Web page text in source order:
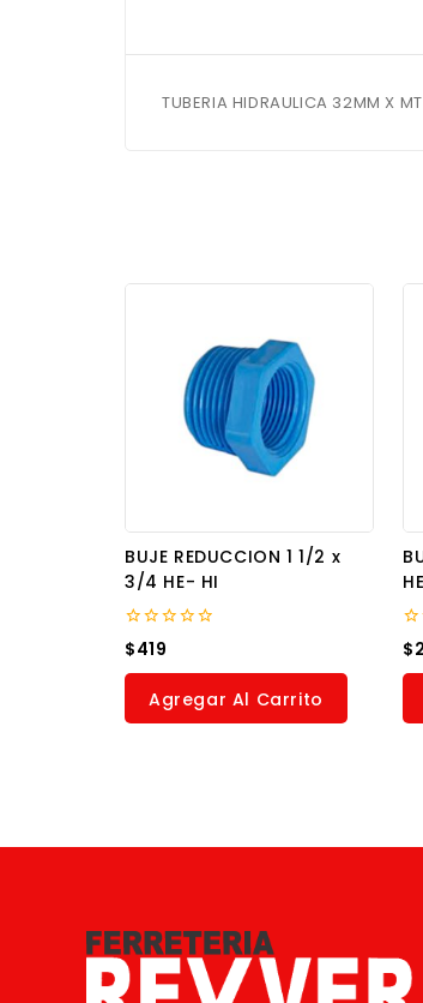
TUBERIA HIDRAULICA 32MM X
BUJE REDUCCION 1 1/2 x
3/4 HE- HI
0
out
of
$419
Agregar Al Carrito
0
of
$